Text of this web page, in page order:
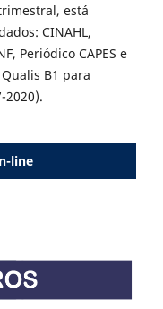
está
CINAHL,
Periódico CAPES e
B1 para
2020).
line